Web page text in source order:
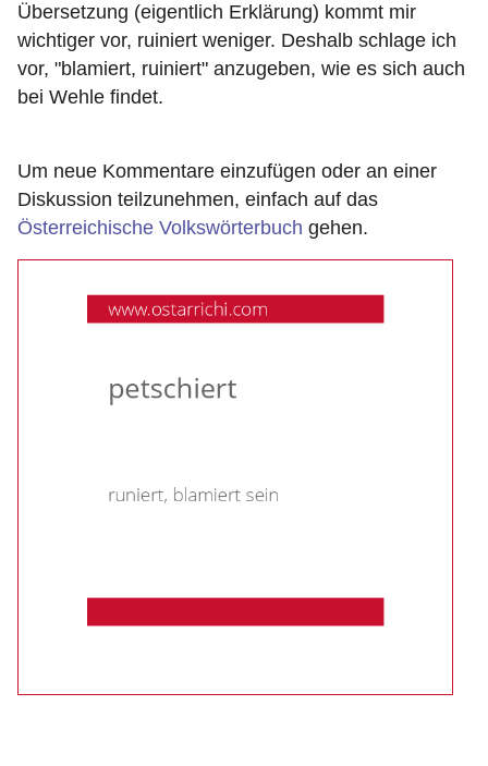
Übersetzung (eigentlich Erklärung) kommt mir
wichtiger vor, ruiniert weniger. Deshalb schlage ich
vor, "blamiert, ruiniert" anzugeben, wie es sich auch
bei Wehle findet.
Um neue Kommentare einzufügen oder an einer
Diskussion teilzunehmen, einfach auf das
Österreichische Volkswörterbuch gehen.